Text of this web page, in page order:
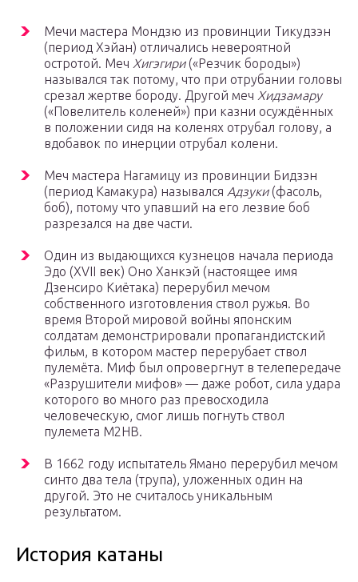
Мечи мастера Мондзю из провинции Тикудзэн
(период Хэйан) отличались невероятной
остротой. Меч Хигэгири(«Резчик бороды»)
назывался так потому, что при отрубании головы
срезал жертве бороду. Другой меч Хидзамару
(«Повелитель коленей») при казни осуждённых
в положении сидя на коленях отрубал голову, а
вдобавок по инерции отрубал колени.
Меч мастера Нагамицу из провинции Бидзэн
(период Камакура) назывался Адзуки(фасоль,
боб), потому что упавший на его лезвие боб
разрезался на две части.
Один из выдающихся кузнецов начала периода
Эдо (XVII век) Оно Ханкэй (настоящее имя
Дзенсиро Киётака) перерубил мечом
собственного изготовления ствол ружья. Во
время Второй мировой войны японским
солдатам демонстрировали пропагандистский
фильм, в котором мастер перерубает ствол
пулемёта. Миф был опровергнут в телепередаче
«Разрушители мифов» — даже робот, сила удара
которого во много раз превосходила
человеческую, смог лишь погнуть ствол
пулемета M2HB.
В 1662 году испытатель Ямано перерубил мечом
синто два тела (трупа), уложенных один на
другой. Это не считалось уникальным
результатом.
История катаны